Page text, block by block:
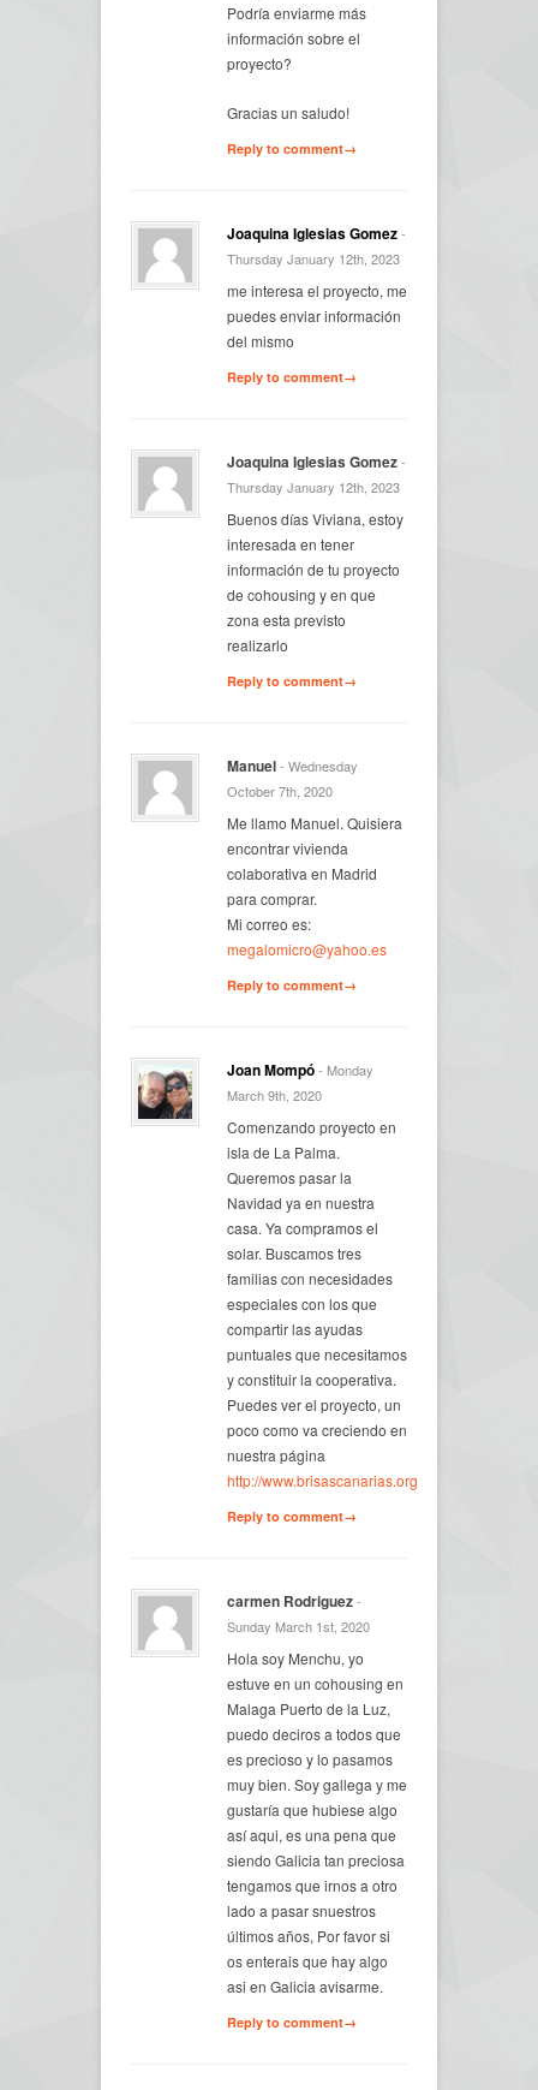
Podría enviarme más
información sobre el
proyecto?
Gracias un saludo!
Reply to comment→
Joaquina Iglesias Gomez-
Thursday January 12th, 2023
me interesa el proyecto, me
puedes enviar información
del mismo
Reply to comment→
Joaquina Iglesias Gomez-
Thursday January 12th, 2023
Buenos días Viviana, estoy
interesada en tener
información de tu proyecto
de cohousing y en que
zona esta previsto
realizarlo
Reply to comment→
Manuel- Wednesday
October 7th, 2020
Me llamo Manuel. Quisiera
encontrar vivienda
colaborativa en Madrid
para comprar.
Mi correo es:
megalomicro@yahoo.es
Reply to comment→
Joan Mompó- Monday
March 9th, 2020
Comenzando proyecto en
isla de La Palma.
Queremos pasar la
Navidad ya en nuestra
casa. Ya compramos el
solar. Buscamos tres
familias con necesidades
especiales con los que
compartir las ayudas
puntuales que necesitamos
y constituir la cooperativa.
Puedes ver el proyecto, un
poco como va creciendo en
nuestra página
http://www.brisascanarias.org
Reply to comment→
carmen Rodriguez-
Sunday March 1st, 2020
Hola soy Menchu, yo
estuve en un cohousing en
Malaga Puerto de la Luz,
puedo deciros a todos que
es precioso y lo pasamos
muy bien. Soy gallega y me
gustaría que hubiese algo
así aqui, es una pena que
siendo Galicia tan preciosa
tengamos que irnos a otro
lado a pasar snuestros
últimos años, Por favor si
os enterais que hay algo
asi en Galicia avisarme.
Reply to comment→